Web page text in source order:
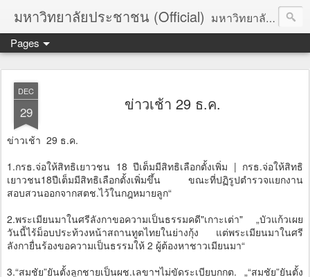
มหาวิทยาลัยประชาชน (Official) มหาวิทยาลัยประชาชน เพื่อการปฏิวัติประชาชนโดยสันติ Truths :: Peace :: Revolution :: Universal Human Rights :: Democracy (TPRUD)
Pages
DEC
29 ข่าวเช้า 29 ธ.ค.
ข่าวเช้า 29 ธ.ค.
1.กรธ.จ่อให้สิทธิเยาวชน 18 ปีเต็มมีสิทธิเลือกตั้งเพิ่ม | กรธ.จ่อให้สิทธิ
เยาวชน18ปีเต็มมีสิทธิเลือกตั้งเพิ่มขึ้น ขณะที่ปฏิรูปตำรวจแยกงาน
สอบสวนออกจากสตช.ไว้ในกฎหมายลูก“
2.พระเมียนมาในศรีลังกาขอความเป็นธรรมคดี"เกาะเต่า" „บัวแก้วเผย
วันนี้ไร้ม็อบประท้วงหน้าสถานทูตไทยในย่างกุ้ง แต่พระเมียนมาในศรี
ลังกายื่นร้องขอความเป็นธรรมให้ 2 ผู้ต้องหาชาวเมียนมา“
3.“สมชัย”ยันตั้งลูกชายเป็นผช.เลขาฯไม่ขัดระเบียบกกต. „“สมชัย”ยันตั้ง